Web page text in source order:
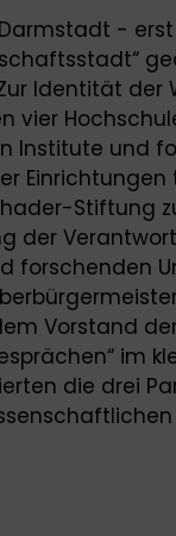
Darmstadt -
Identität
vier
Institute und
Stiftung
der
forschenden
Vorstand
im
die drei